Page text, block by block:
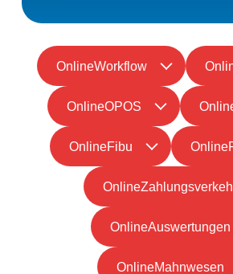
OnlineWorkflow
OnlineOPOS
OnlineFibu
OnlineAuswertungen
OnlineMahnwesen